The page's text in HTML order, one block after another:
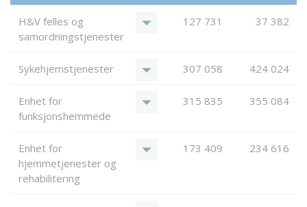
H&V felles og
samordningstjenester
arrow_drop_down 127 731 37 382
Sykehjemstjenester arrow_drop_down 307 058 424 024
Enhet for
funksjonshemmede
arrow_drop_down 315 835 355 084
Enhet for
hjemmetjenester og
rehabilitering
arrow_drop_down 173 409 234 616